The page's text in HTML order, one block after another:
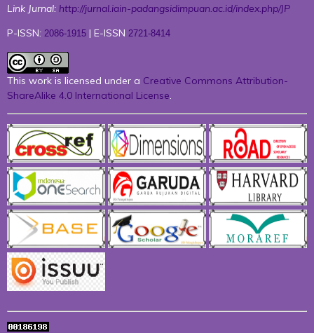
Link Jurnal: http://jurnal.iain-padangsidimpuan.ac.id/index.php/JP
P-ISSN: 2086-1915 | E-ISSN 2721-8414
This work is licensed under a Creative Commons Attribution-
ShareAlike 4.0 International License.